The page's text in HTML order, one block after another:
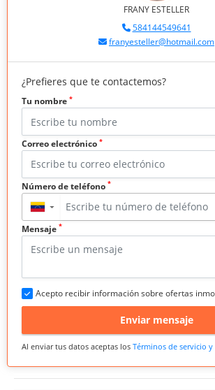
FRANY ESTELLER
584144549641
franyesteller@hotmail.com
¿Prefieres que te contactemos?
Tu nombre *
Correo electrónico *
Número de teléfono *
▼
Mensaje *
Acepto recibir información sobre ofertas
Enviar mensaje
Al enviar tus datos aceptas los Términos de servicio